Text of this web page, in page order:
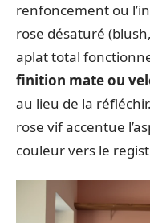
renfoncement ou
rose désaturé
aplat total
finition mate ou
au lieu de la
rose vif accentue
couleur vers le